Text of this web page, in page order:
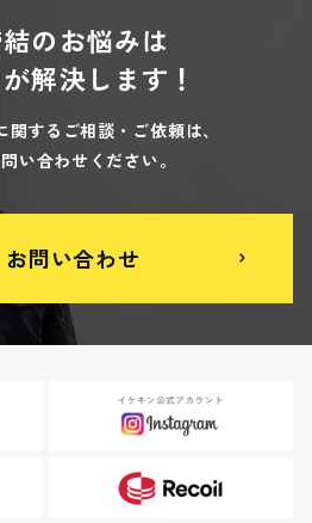
のお悩みは
解決します！
するご相談・ご依頼は、
い合わせください。
お問い合わせ